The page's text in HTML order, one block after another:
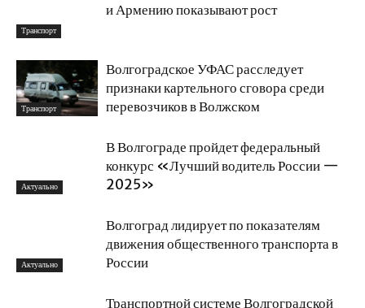
Транспорт
и Армению показывают рост
Транспорт
Волгоградское УФАС расследует
признаки картельного сговора среди
перевозчиков в Волжском
Актуально
В Волгограде пройдет федеральный
конкурс «Лучший водитель России —
2025»
Актуально
Волгоград лидирует по показателям
движения общественного транспорта в
России
Транспортной системе Волгоградской